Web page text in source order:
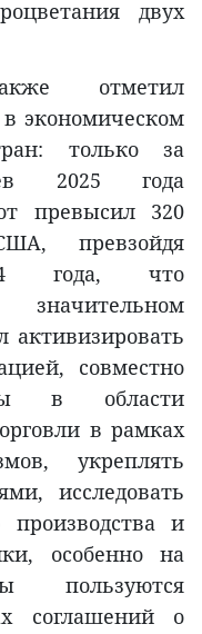
двух
отметил
экономическом
только за
2025 года
превысил 320
превзойдя
года, что
активизировать
совместно
в области
в рамках
укреплять
исследовать
производства и
особенно на
пользуются
соглашений о